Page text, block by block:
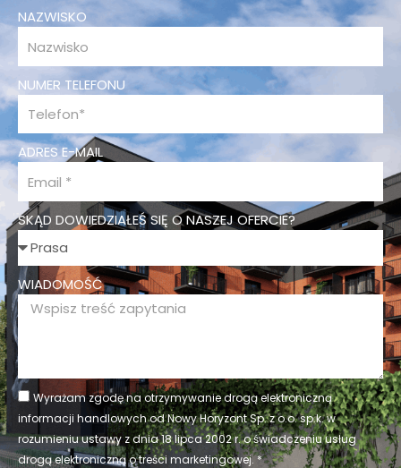
NAZWISKO
NUMER TELEFONU
ADRES E-MAIL
SKĄD DOWIEDZIAŁEŚ SIĘ O NASZEJ OFERCIE?
WIADOMOŚĆ
Wyrażam zgodę na otrzymywanie drogą elektroniczną
informacji handlowych od Nowy Horyzont Sp. z o.o. sp.k. w
rozumieniu ustawy z dnia 18 lipca 2002 r. o świadczeniu usług
drogą elektroniczną o treści marketingowej. *